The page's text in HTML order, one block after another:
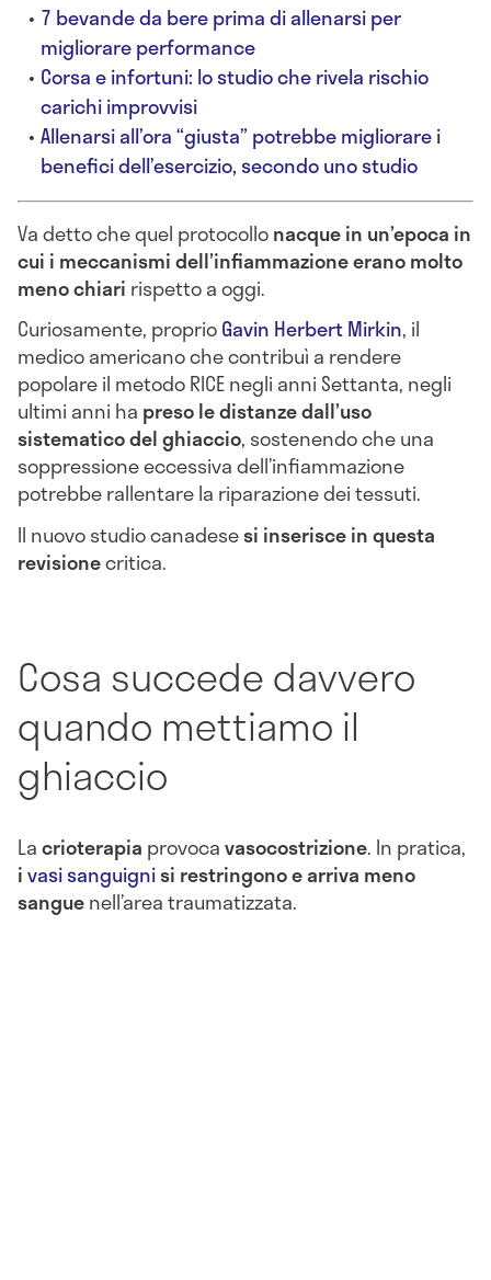
7 bevande da bere prima di allenarsi per
migliorare performance
Corsa e infortuni: lo studio che rivela rischio
carichi improvvisi
Allenarsi all’ora “giusta” potrebbe migliorare i
benefici dell’esercizio, secondo uno studio
Va detto che quel protocollonacque in un’epoca in
cui i meccanismi dell’infiammazione erano molto
meno chiari rispetto a oggi.
Curiosamente, proprioGavin Herbert Mirkin, il
medico americano che contribuì a rendere
popolare il metodo RICE negli anni Settanta, negli
ultimi anni ha preso le distanze dall’uso
sistematico del ghiaccio, sostenendo che una
soppressione eccessiva dell’infiammazione
potrebbe rallentare la riparazione dei tessuti.
Il nuovo studio canadesesi inserisce in questa
revisionecritica.
Cosa succede davvero
quando mettiamo il
ghiaccio
Lacrioterapia provocavasocostrizione. In pratica,
ivasi sanguignisi restringono e arriva meno
sanguenell’area traumatizzata.